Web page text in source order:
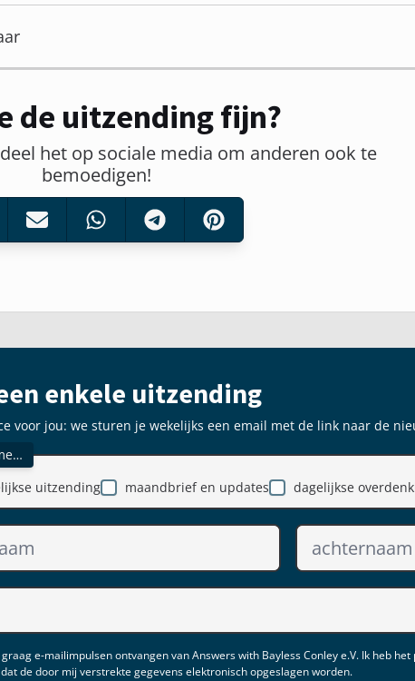
de uitzending fijn?
het op sociale media om anderen ook te
bemoedigen!
enkele uitzending
voor jou: we sturen je wekelijks een email met de link naar de
maandbrief en updates
dagelijkse
uitzending
graag e-mailimpulsen ontvangen van Answers with Bayless Conley e.V. Ik heb het
de door mij verstrekte gegevens elektronisch opgeslagen worden.